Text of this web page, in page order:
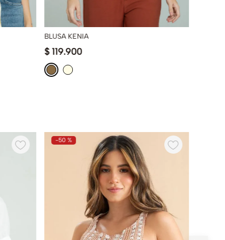
BLUSA KENIA
$ 119.900
-50 %